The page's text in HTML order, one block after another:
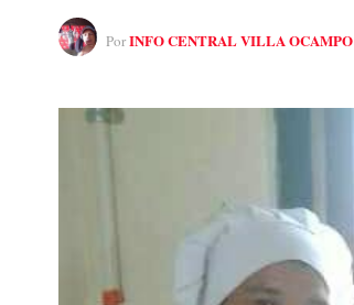
PorINFO CENTRAL VILLA OCAMPO